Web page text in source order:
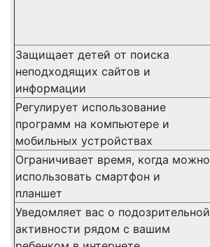
Защищает детей от поиска
неподходящих сайтов и
информации
Регулирует использование
программ на компьютере и
мобильных устройствах
Ограничивает время, когда можно
использовать смартфон и
планшет
Уведомляет вас о подозрительной
активности рядом с вашим